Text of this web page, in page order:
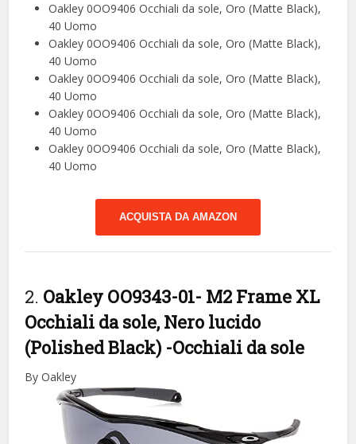
Oakley 0OO9406 Occhiali da sole, Oro (Matte Black),
40 Uomo
Oakley 0OO9406 Occhiali da sole, Oro (Matte Black),
40 Uomo
Oakley 0OO9406 Occhiali da sole, Oro (Matte Black),
40 Uomo
Oakley 0OO9406 Occhiali da sole, Oro (Matte Black),
40 Uomo
Oakley 0OO9406 Occhiali da sole, Oro (Matte Black),
40 Uomo
ACQUISTA DA AMAZON
2. Oakley OO9343-01- M2 Frame XL
Occhiali da sole, Nero lucido
(Polished Black) -Occhiali da sole
By Oakley